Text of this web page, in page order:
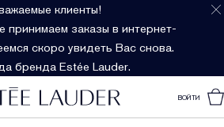
клиенты!
принимаем заказы в интернет-
скоро увидеть Вас снова.
бренда Estée Lauder.
ВОЙТИ